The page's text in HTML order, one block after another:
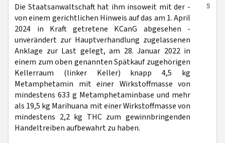
5
Die Staatsanwaltschaft hat ihm insoweit mit der -
von einem gerichtlichen Hinweis auf das am 1. April
2024 in Kraft getretene KCanG abgesehen -
unverändert zur Hauptverhandlung zugelassenen
Anklage zur Last gelegt, am 28. Januar 2022 in
einem zum oben genannten Spätkauf zugehörigen
Kellerraum (linker Keller) knapp 4,5 kg
Metamphetamin mit einer Wirkstoffmasse von
mindestens 633 g Metamphetaminbase und mehr
als 19,5 kg Marihuana mit einer Wirkstoffmasse von
mindestens 2,2 kg THC zum gewinnbringenden
Handeltreiben aufbewahrt zu haben.